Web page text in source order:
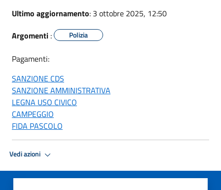
Ultimo aggiornamento: 3 ottobre 2025, 12:50
Argomenti : Polizia
Pagamenti:
SANZIONE CDS
SANZIONE AMMINISTRATIVA
LEGNA USO CIVICO
CAMPEGGIO
FIDA PASCOLO
Vedi azioni